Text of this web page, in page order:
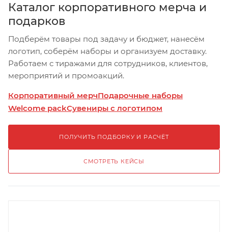
Каталог корпоративного мерча и
подарков
Подберём товары под задачу и бюджет, нанесём
логотип, соберём наборы и организуем доставку.
Работаем с тиражами для сотрудников, клиентов,
мероприятий и промоакций.
Корпоративный мерчПодарочные наборы
Welcome packСувениры с логотипом
ПОЛУЧИТЬ ПОДБОРКУ И РАСЧЁТ
СМОТРЕТЬ КЕЙСЫ